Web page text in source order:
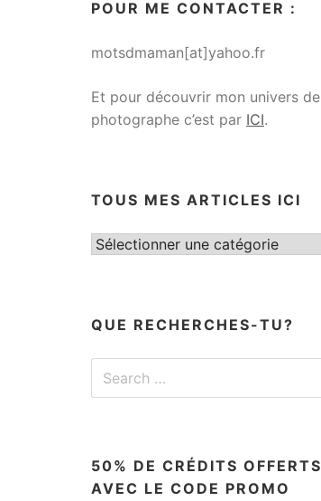
POUR ME CONTACTER :
motsdmaman[at]yahoo.fr
Et pour découvrir mon univers de
photographe c’est par ICI.
TOUS MES ARTICLES ICI
Tous
QUE RECHERCHES-TU?
Search
50% DE CRÉDITS OFFERTS
AVEC LE CODE PROMO